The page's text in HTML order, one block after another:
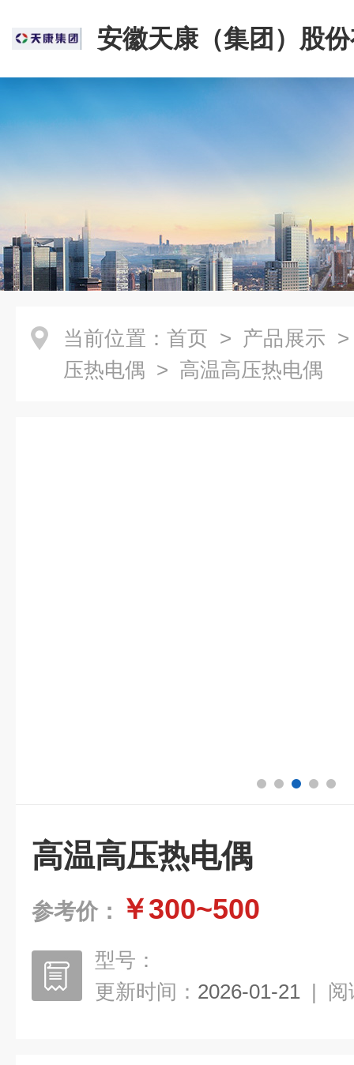
安徽天康（集团）股
司
当前位置： 首页 > 产品展示
压热电偶 > 高温高压热电偶
高温高压热电偶
参考价： ￥300~500
型号：
更新时间： 2026-01-21 | 阅